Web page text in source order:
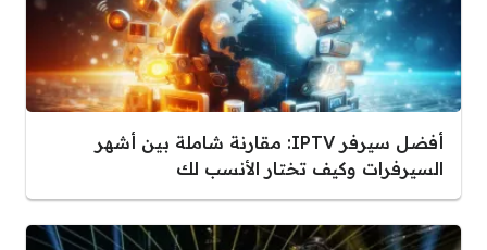
أفضل سيرفر IPTV: مقارنة شاملة بين أشهر
السيرفرات وكيف تختار الأنسب لك